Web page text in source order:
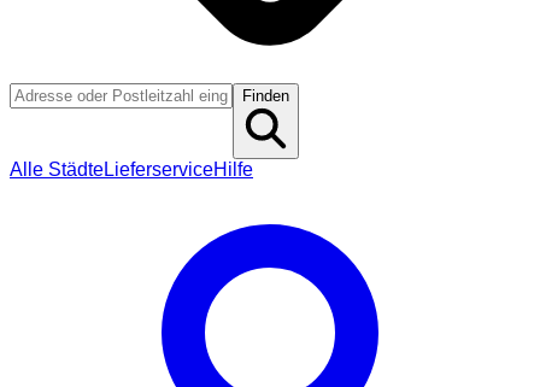
Finden
Alle StädteLieferserviceHilfe